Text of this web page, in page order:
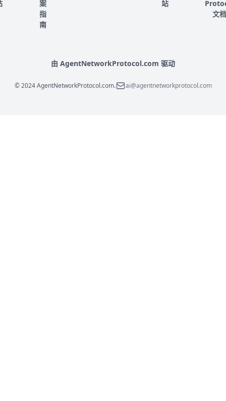
案
指
南
站
文档
由 AgentNetworkProtocol.com 驱动
© 2024 AgentNetworkProtocol.com. ai@agentnetworkprotocol.com